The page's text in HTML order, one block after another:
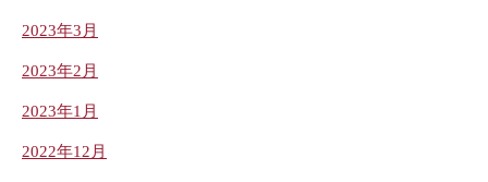
2023年3月
2023年2月
2023年1月
2022年12月